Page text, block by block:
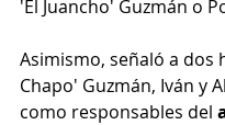
'El Juancho' Guzmán o
Asimismo, señaló a dos
Chapo' Guzmán, Iván y
como responsables del